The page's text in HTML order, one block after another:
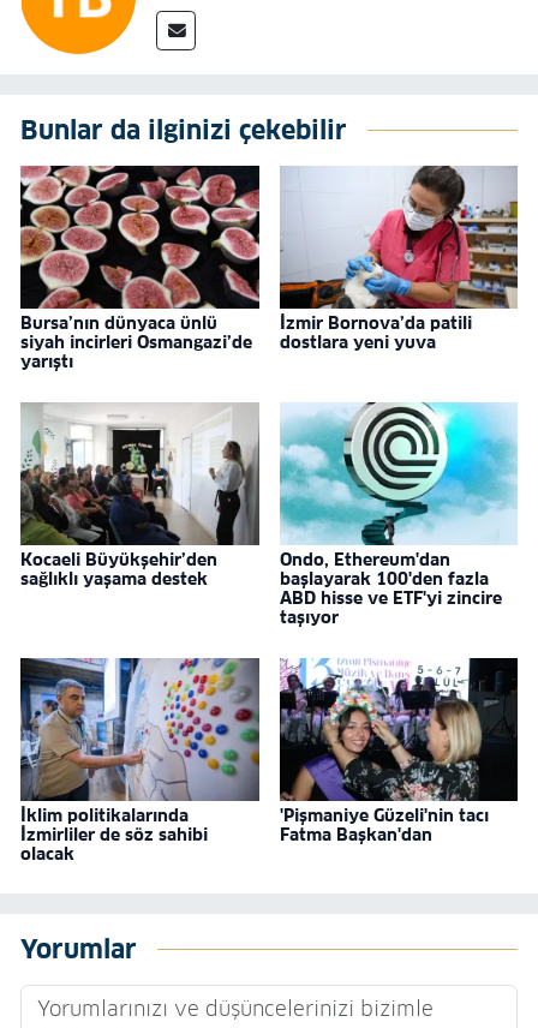
Bunlar da ilginizi çekebilir
Bursa’nın dünyaca ünlü
siyah incirleri Osmangazi’de
yarıştı
İzmir Bornova’da patili
dostlara yeni yuva
Kocaeli Büyükşehir’den
sağlıklı yaşama destek
Ondo, Ethereum'dan
başlayarak 100'den fazla
ABD hisse ve ETF'yi zincire
taşıyor
İklim politikalarında
İzmirliler de söz sahibi
olacak
'Pişmaniye Güzeli'nin tacı
Fatma Başkan'dan
Yorumlar